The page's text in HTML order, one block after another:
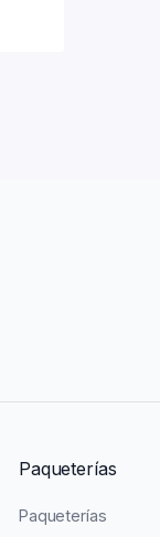
Paqueterías
Paqueterías